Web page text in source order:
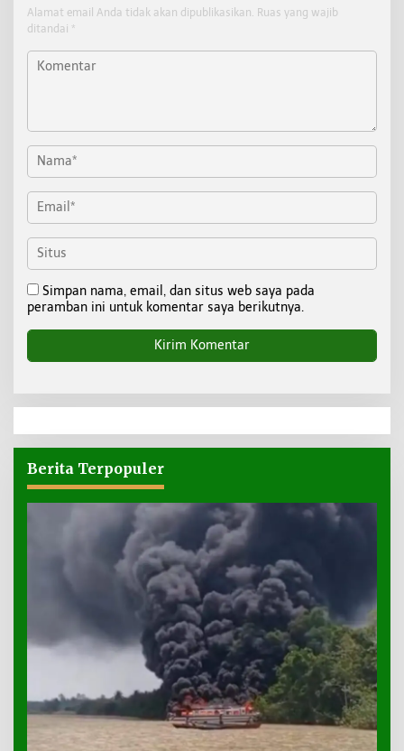
Alamat email Anda tidak akan dipublikasikan. Ruas yang wajib
ditandai *
Simpan nama, email, dan situs web saya pada
peramban ini untuk komentar saya berikutnya.
Berita Terpopuler